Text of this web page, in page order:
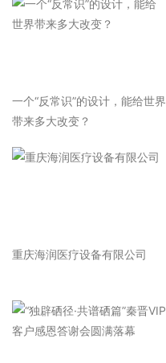
一个“反常识”的设计，能给世界
带来多大改变？
重庆海润医疗设备有限公司